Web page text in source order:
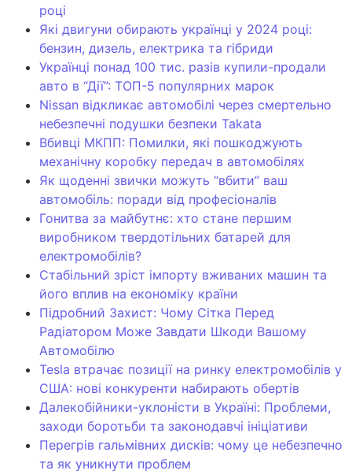
році
Які двигуни обирають українці у 2024 році:
бензин, дизель, електрика та гібриди
Українці понад 100 тис. разів купили-продали
авто в “Дії”: ТОП-5 популярних марок
Nissan відкликає автомобілі через смертельно
небезпечні подушки безпеки Takata
Вбивці МКПП: Помилки, які пошкоджують
механічну коробку передач в автомобілях
Як щоденні звички можуть “вбити” ваш
автомобіль: поради від професіоналів
Гонитва за майбутнє: хто стане першим
виробником твердотільних батарей для
електромобілів?
Стабільний зріст імпорту вживаних машин та
його вплив на економіку країни
Підробний Захист: Чому Сітка Перед
Радіатором Може Завдати Шкоди Вашому
Автомобілю
Tesla втрачає позиції на ринку електромобілів у
США: нові конкуренти набирають обертів
Далекобійники-уклоністи в Україні: Проблеми,
заходи боротьби та законодавчі ініціативи
Перегрів гальмівних дисків: чому це небезпечно
та як уникнути проблем